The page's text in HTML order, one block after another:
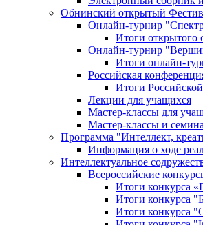
Обнинский открытый
Онлайн-турнир
Итоги открытого
Онлайн-турнир
Итоги онлайн-
Российская
Итоги
Лекции для учащихся
Мастер-классы для
Мастер-классы и
Программа "Интеллект,
Информация о ходе
Интеллектуальное
Всероссийские
Итоги конкурса
Итоги конкурса
Итоги конкурса